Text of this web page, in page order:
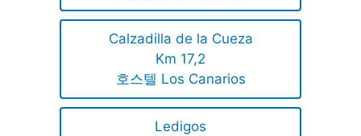
Calzadilla de la Cueza
Km 17,2
호스텔 Los Canarios
Ledigos